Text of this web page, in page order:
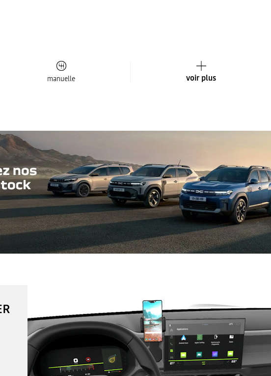
manuelle voir plus